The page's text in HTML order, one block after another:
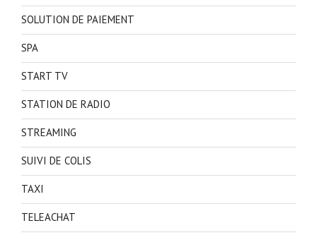
SOLUTION DE PAIEMENT
SPA
START TV
STATION DE RADIO
STREAMING
SUIVI DE COLIS
TAXI
TELEACHAT